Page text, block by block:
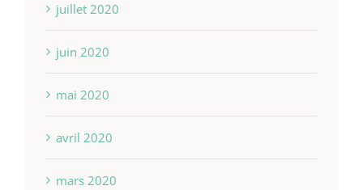
juillet 2020
juin 2020
mai 2020
avril 2020
mars 2020